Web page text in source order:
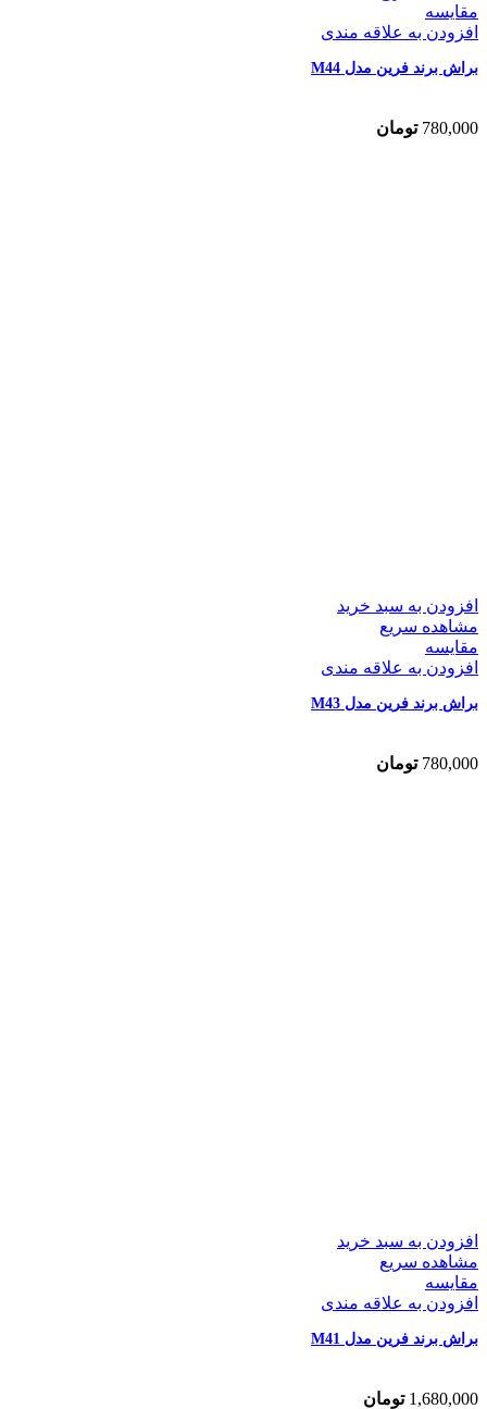
مقایسه
افزودن به علاقه مندی
براش برند فرین مدل M44
780,000 تومان
افزودن به سبد خرید
مشاهده سریع
مقایسه
افزودن به علاقه مندی
براش برند فرین مدل M43
780,000 تومان
افزودن به سبد خرید
مشاهده سریع
مقایسه
افزودن به علاقه مندی
براش برند فرین مدل M41
1,680,000 تومان